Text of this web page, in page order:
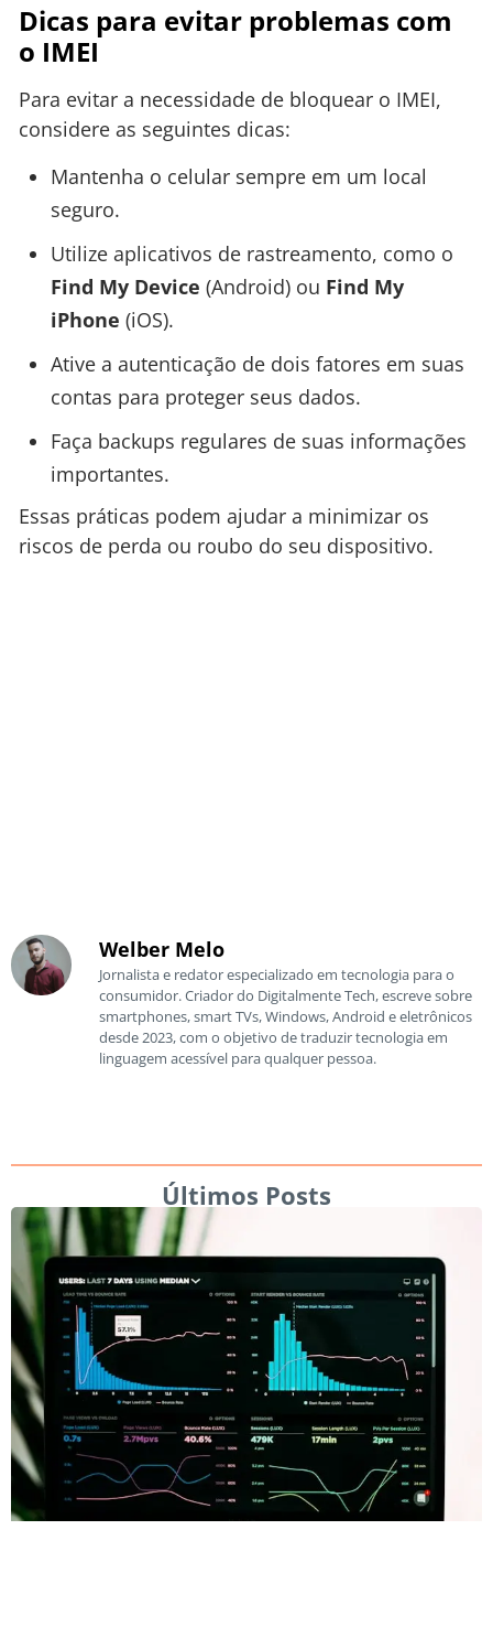
Dicas para evitar problemas com
o IMEI
Para evitar a necessidade de bloquear o IMEI,
considere as seguintes dicas:
Mantenha o celular sempre em um local
seguro.
Utilize aplicativos de rastreamento, como o
Find My Device (Android) ou Find My
iPhone (iOS).
Ative a autenticação de dois fatores em suas
contas para proteger seus dados.
Faça backups regulares de suas informações
importantes.
Essas práticas podem ajudar a minimizar os
riscos de perda ou roubo do seu dispositivo.
Welber Melo
Jornalista e redator especializado em tecnologia para o
consumidor. Criador do Digitalmente Tech, escreve sobre
smartphones, smart TVs, Windows, Android e eletrônicos
desde 2023, com o objetivo de traduzir tecnologia em
linguagem acessível para qualquer pessoa.
Últimos Posts